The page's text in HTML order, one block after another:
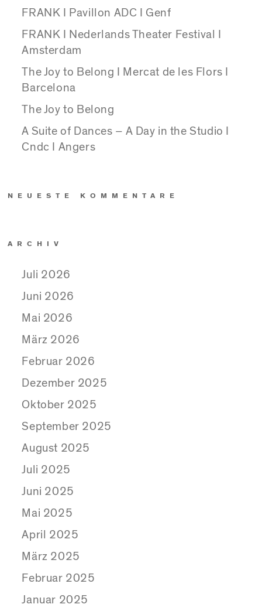
FRANK I Pavillon ADC I Genf
FRANK I Nederlands Theater Festival I
Amsterdam
The Joy to Belong I Mercat de les Flors I
Barcelona
The Joy to Belong
A Suite of Dances – A Day in the Studio I
Cndc I Angers
NEUESTE KOMMENTARE
ARCHIV
Juli 2026
Juni 2026
Mai 2026
März 2026
Februar 2026
Dezember 2025
Oktober 2025
September 2025
August 2025
Juli 2025
Juni 2025
Mai 2025
April 2025
März 2025
Februar 2025
Januar 2025